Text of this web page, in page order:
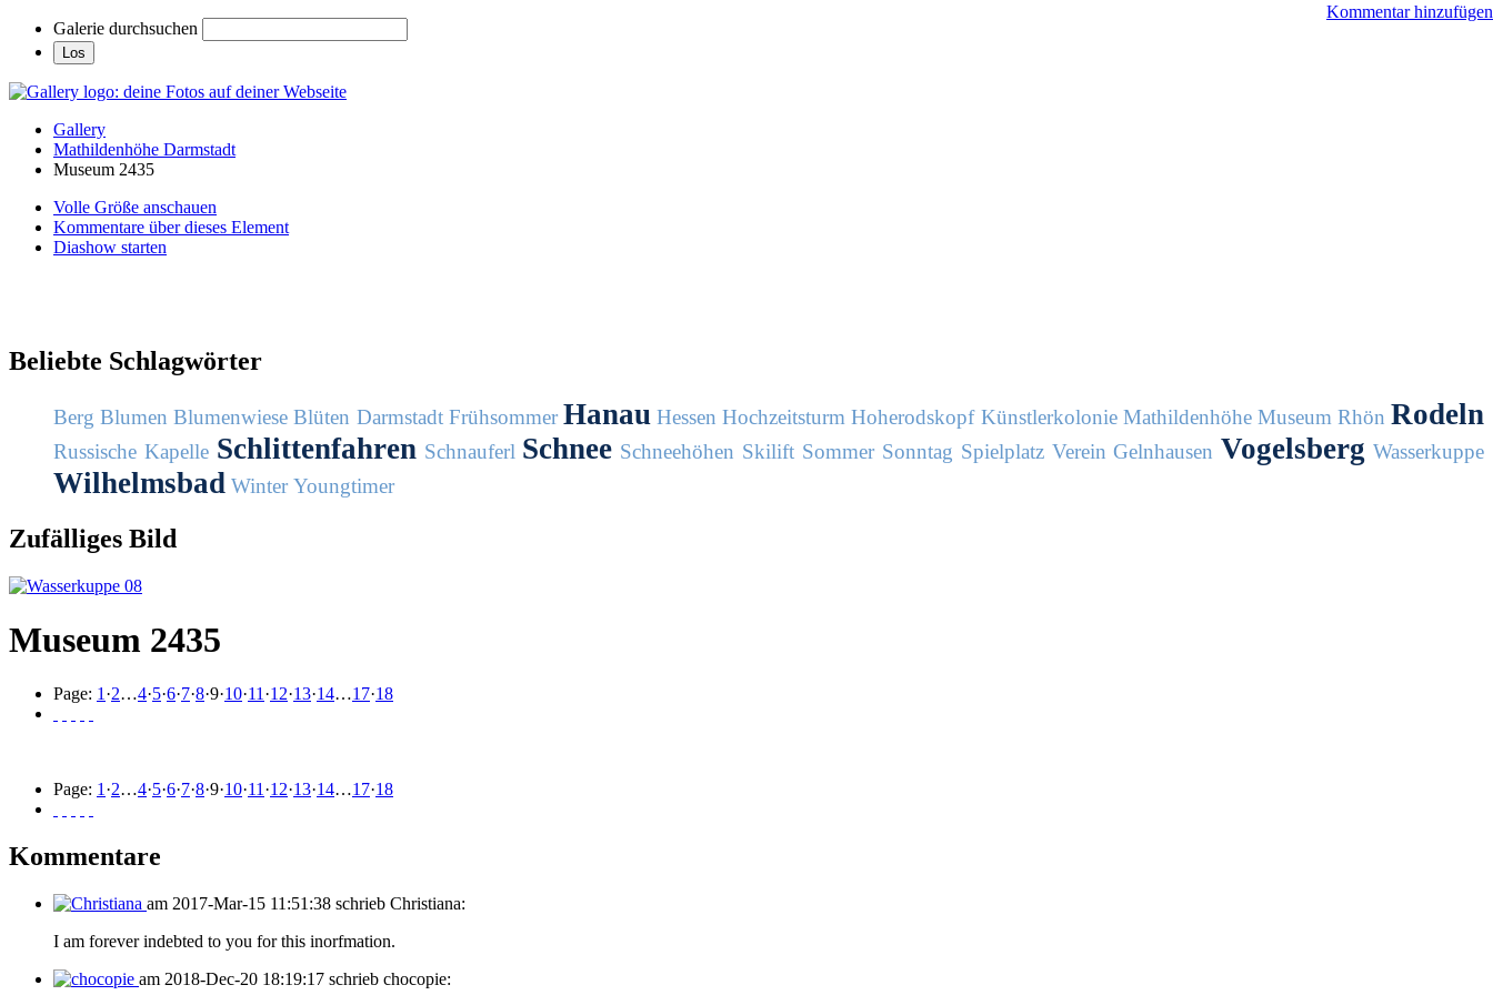
Galerie durchsuchen
Gallery
Mathildenhöhe Darmstadt
Museum 2435
Volle Größe anschauen
Kommentare über dieses Element
Diashow starten
Beliebte Schlagwörter
Berg Blumen Blumenwiese Blüten Darmstadt Frühsommer Hanau Hessen Hochzeitsturm Hoherodskopf Künstlerkolonie Mathildenhöhe Museum Rhön Rodeln
Russische Kapelle Schlittenfahren Schnauferl Schnee Schneehöhen Skilift Sommer Sonntag Spielplatz Verein Gelnhausen Vogelsberg Wasserkuppe
Wilhelmsbad Winter Youngtimer
Zufälliges Bild
Museum 2435
Page: 1·2…4·5·6·7·8·9·10·11·12·13·14…17·18
Page: 1·2…4·5·6·7·8·9·10·11·12·13·14…17·18
Kommentare
Kommentar hinzufügen
am 2017-Mar-15 11:51:38 schrieb Christiana:
I am forever indebted to you for this inorfmation.
am 2018-Dec-20 18:19:17 schrieb chocopie: